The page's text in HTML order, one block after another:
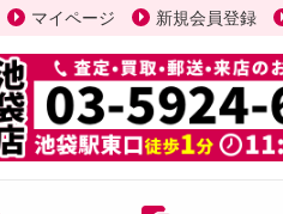
マイページ 新規会員登録